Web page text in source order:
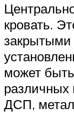
кровать.
может
различных
ДСП,